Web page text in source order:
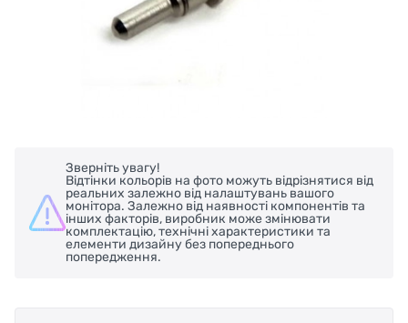
Зверніть увагу!
Відтінки кольорів на фото можуть відрізнятися від
реальних залежно від налаштувань вашого
монітора. Залежно від наявності компонентів та
інших факторів, виробник може змінювати
комплектацію, технічні характеристики та
елементи дизайну без попереднього
попередження.